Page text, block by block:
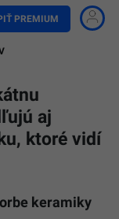
PREMIUM
aj
ktoré vidí
keramiky